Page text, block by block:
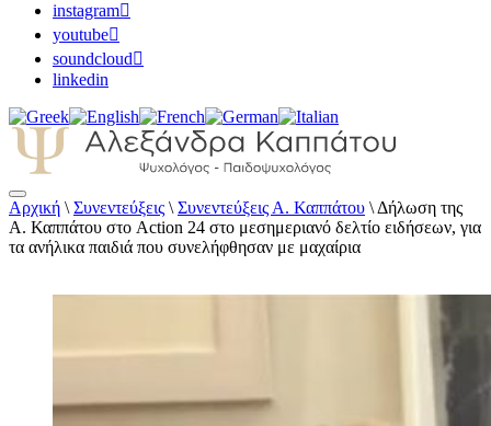
instagram
youtube
soundcloud
linkedin
Αλεξάνδρα Καππάτου Ψυχολόγος –
Παιδοψυχολόγος
Αρχική \ Συνεντεύξεις \ Συνεντεύξεις Α. Καππάτου \ Δήλωση της
Α. Καππάτου στο Action 24 στο μεσημεριανό δελτίο ειδήσεων, για
τα ανήλικα παιδιά που συνελήφθησαν με μαχαίρια